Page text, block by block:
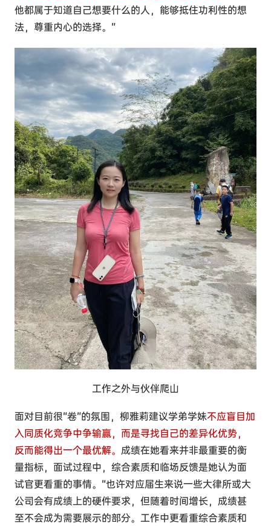
他都属于知道自己想要什么的人，能够抵住功利性的想
法，尊重内心的选择。”
工作之外与伙伴爬山
面对目前很“卷”的氛围，柳雅莉建议学弟学妹不应盲目加
入同质化竞争中争输赢，而是寻找自己的差异化优势，
反而能得出一个最优解。 成绩在她看来并非最重要的衡
量指标，面试过程中，综合素质和临场反馈是她认为面
试官更看重的事情。“也许对应届生来说一些大律所或大
公司会有成绩上的硬件要求，但随着时间增长，成绩甚
至不会成为需要展示的部分。工作中更看重综合素质和